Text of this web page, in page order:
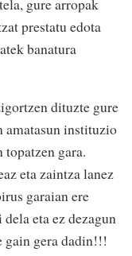
prestatu edota
banatura
dituzte gure
amatasun instituzio
gara.
eta zaintza lanez
garaian ere
eta ez dezagun
gain gera dadin!!!